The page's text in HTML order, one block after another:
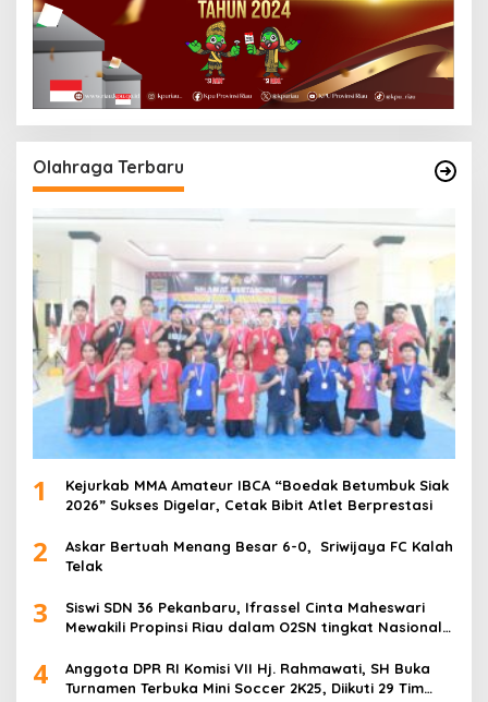
Olahraga Terbaru
1
Kejurkab MMA Amateur IBCA “Boedak Betumbuk Siak
2026” Sukses Digelar, Cetak Bibit Atlet Berprestasi
2
Askar Bertuah Menang Besar 6-0, Sriwijaya FC Kalah
Telak
3
Siswi SDN 36 Pekanbaru, Ifrassel Cinta Maheswari
Mewakili Propinsi Riau dalam O2SN tingkat Nasional
4
Anggota DPR RI Komisi VII Hj. Rahmawati, SH Buka
Turnamen Terbuka Mini Soccer 2K25, Diikuti 29 Tim